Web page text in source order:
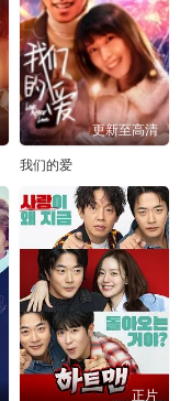
更新至高清
我们的爱
正片